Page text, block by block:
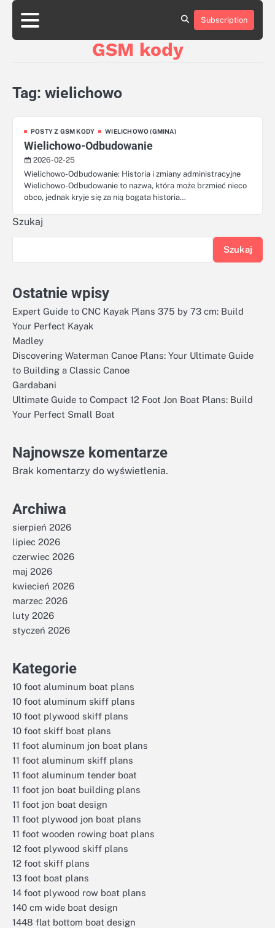
Skip
content
aluminumboatplans.com
dobra-
ujednoznaczniające
aluminumboatplans.com
dobra-
ujednoznaczniające
Kontakt
Kontakt
Subscription
GSM kody
Tag: wielichowo
POSTY Z GSM KODY WIELICHOWO (GMINA)
Wielichowo-Odbudowanie
2026-02-25
Wielichowo-Odbudowanie: Historia i zmiany administracyjne
Wielichowo-Odbudowanie to nazwa, która może brzmieć nieco
obco, jednak kryje się za nią bogata historia…
Szukaj
Szukaj
Ostatnie wpisy
Expert Guide to CNC Kayak Plans 375 by 73 cm: Build
Your Perfect Kayak
Madley
Discovering Waterman Canoe Plans: Your Ultimate Guide
to Building a Classic Canoe
Gardabani
Ultimate Guide to Compact 12 Foot Jon Boat Plans: Build
Your Perfect Small Boat
Najnowsze komentarze
Brak komentarzy do wyświetlenia.
Archiwa
sierpień 2026
lipiec 2026
czerwiec 2026
maj 2026
kwiecień 2026
marzec 2026
luty 2026
styczeń 2026
Kategorie
10 foot aluminum boat plans
10 foot aluminum skiff plans
10 foot plywood skiff plans
10 foot skiff boat plans
11 foot aluminum jon boat plans
11 foot aluminum skiff plans
11 foot aluminum tender boat
11 foot jon boat building plans
11 foot jon boat design
11 foot plywood jon boat plans
11 foot wooden rowing boat plans
12 foot plywood skiff plans
12 foot skiff plans
13 foot boat plans
14 foot plywood row boat plans
140 cm wide boat design
1448 flat bottom boat design